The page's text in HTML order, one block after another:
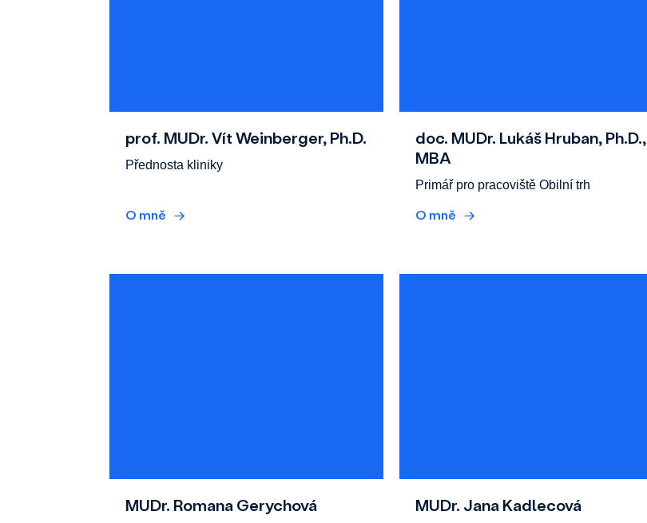
prof. MUDr. Vít Weinberger, Ph.D.
Přednosta kliniky
O mně →
doc. MUDr. Lukáš Hruban, Ph.D.,
MBA
Primář pro pracoviště Obilní trh
O mně →
MUDr. Romana Gerychová MUDr. Jana Kadlecová